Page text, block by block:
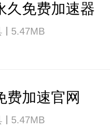
久免费加速器
5.47MB
费加速官网
5.47MB